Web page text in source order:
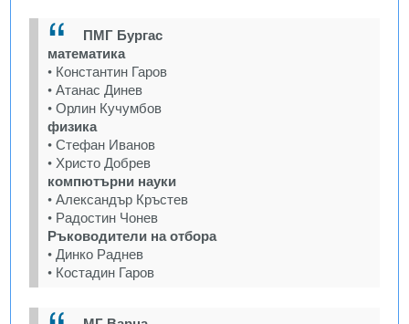
ПМГ Бургас
математика
• Константин Гаров
• Атанас Динев
• Орлин Кучумбов
физика
• Стефан Иванов
• Христо Добрев
компютърни науки
• Александър Кръстев
• Радостин Чонев
Ръководители на отбора
• Динко Раднев
• Костадин Гаров